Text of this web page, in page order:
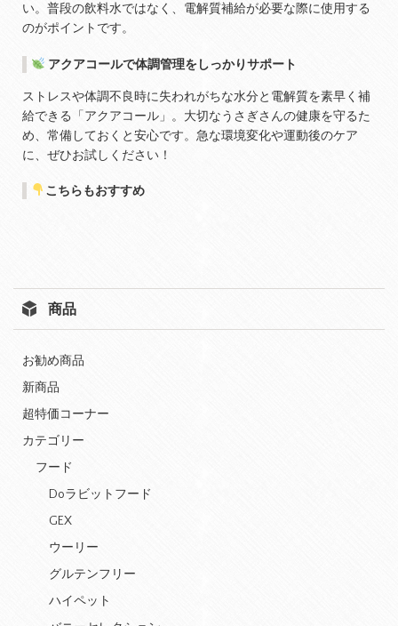
い。普段の飲料水ではなく、電解質補給が必要な際に使用する
のがポイントです。
アクアコールで体調管理をしっかりサポート
ストレスや体調不良時に失われがちな水分と電解質を素早く補
給できる「アクアコール」。大切なうさぎさんの健康を守るた
め、常備しておくと安心です。急な環境変化や運動後のケア
に、ぜひお試しください！
こちらもおすすめ
商品
お勧め商品
新商品
超特価コーナー
カテゴリー
フード
Doラビットフード
GEX
ウーリー
グルテンフリー
ハイペット